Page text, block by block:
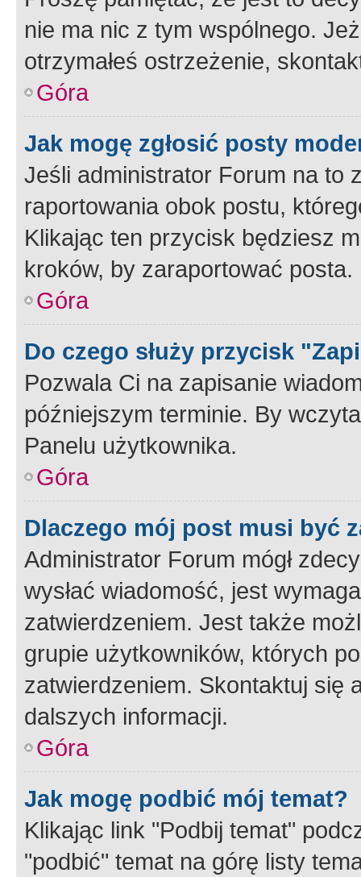
nie ma nic z tym wspólnego.
otrzymałeś ostrzeżenie,
Góra
Jak mogę zgłosić posty
Jeśli administrator Forum na to
raportowania obok postu,
Klikając ten przycisk będziesz
kroków, by zaraportować posta.
Góra
Do czego służy przycisk
Pozwala Ci na zapisanie
późniejszym terminie. By
Panelu użytkownika.
Góra
Dlaczego mój post musi być
Administrator Forum mógł
wysłać wiadomość, jest
zatwierdzeniem. Jest także
grupie użytkowników, których
zatwierdzeniem. Skontaktuj się
dalszych informacji.
Góra
Jak mogę podbić mój temat?
Klikając link "Podbij temat"
"podbić" temat na górę listy